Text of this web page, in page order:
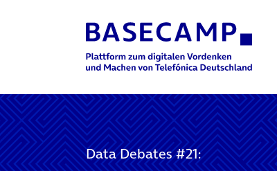
Main Navigation
Data Debates #21: